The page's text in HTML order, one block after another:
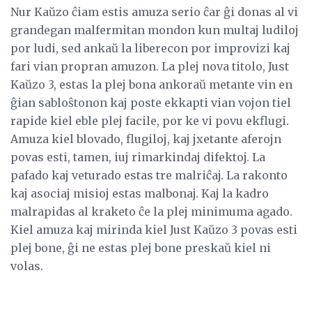
Nur Kaŭzo ĉiam estis amuza serio ĉar ĝi donas al vi
grandegan malfermitan mondon kun multaj ludiloj
por ludi, sed ankaŭ la liberecon por improvizi kaj
fari vian propran amuzon. La plej nova titolo, Just
Kaŭzo 3, estas la plej bona ankoraŭ metante vin en
ĝian sabloŝtonon kaj poste ekkapti vian vojon tiel
rapide kiel eble plej facile, por ke vi povu ekflugi.
Amuza kiel blovado, flugiloj, kaj jxetante aferojn
povas esti, tamen, iuj rimarkindaj difektoj. La
pafado kaj veturado estas tre malriĉaj. La rakonto
kaj asociaj misioj estas malbonaj. Kaj la kadro
malrapidas al kraketo ĉe la plej minimuma agado.
Kiel amuza kaj mirinda kiel Just Kaŭzo 3 povas esti
plej bone, ĝi ne estas plej bone preskaŭ kiel ni
volas.